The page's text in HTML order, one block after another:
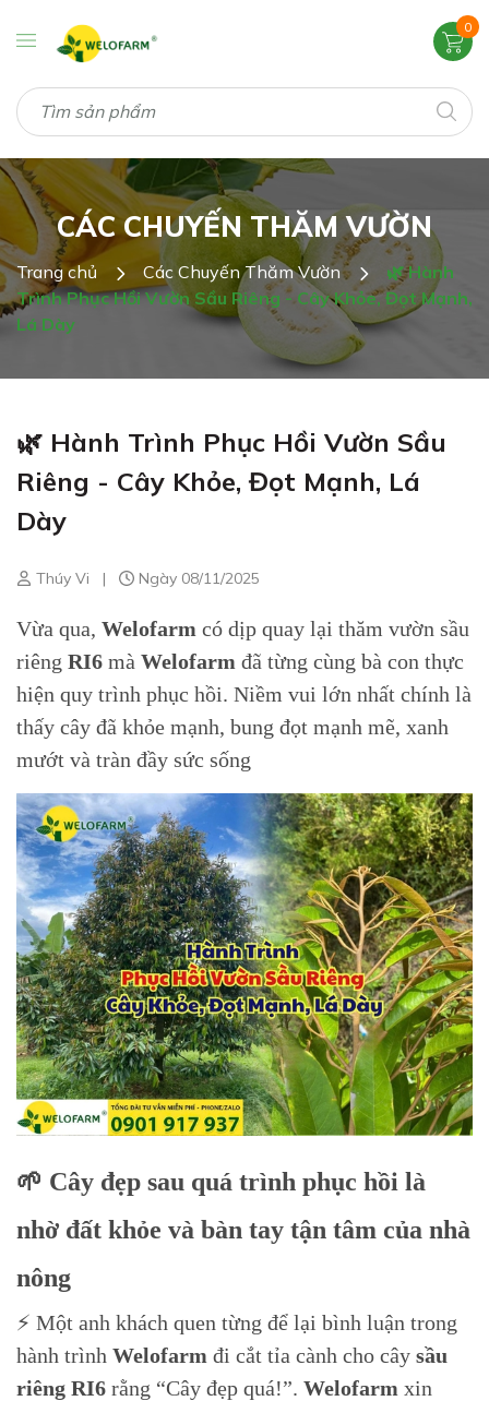
0
CÁC CHUYẾN THĂM VƯỜN
Trang chủ Các Chuyến Thăm Vườn
🌿 Hành
Trình Phục Hồi Vườn Sầu Riêng - Cây Khỏe, Đọt Mạnh,
Lá Dày
🌿 Hành Trình Phục Hồi Vườn Sầu
Riêng - Cây Khỏe, Đọt Mạnh, Lá
Dày
Thúy Vi | Ngày 08/11/2025
Vừa qua, Welofarm có dịp quay lại thăm vườn sầu
riêng RI6 mà Welofarm đã từng cùng bà con thực
hiện quy trình phục hồi. Niềm vui lớn nhất chính là
thấy cây đã khỏe mạnh, bung đọt mạnh mẽ, xanh
mướt và tràn đầy sức sống
🌱 Cây đẹp sau quá trình phục hồi là
nhờ đất khỏe và bàn tay tận tâm của nhà
nông
⚡ Một anh khách quen từng để lại bình luận trong
hành trình Welofarm đi cắt tỉa cành cho cây sầu
riêng RI6 rằng “Cây đẹp quá!”. Welofarm xin